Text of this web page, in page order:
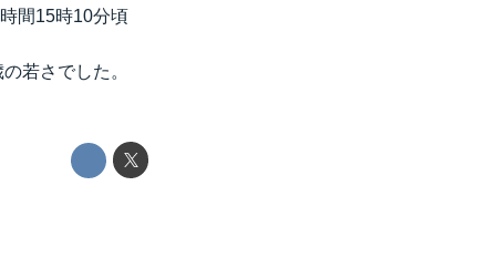
間15時10分頃
若さでした。